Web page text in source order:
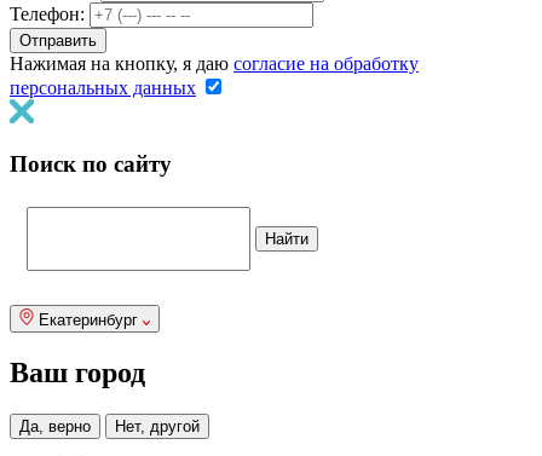
Телефон:
Нажимая на кнопку, я даю согласие на обработку
персональных данных
Поиск по сайту
Екатеринбург
Ваш город
Да, верно Нет, другой